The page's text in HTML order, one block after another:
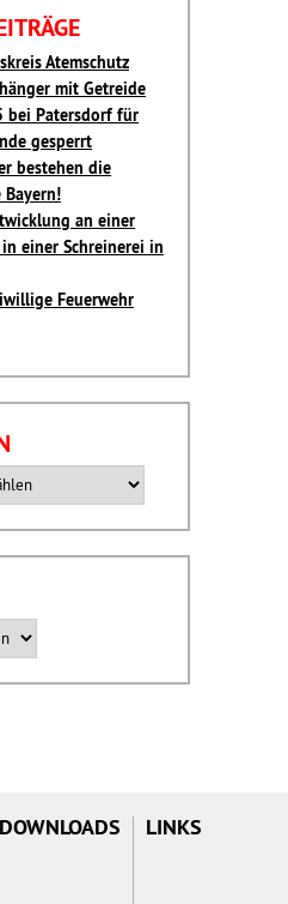
Atemschutz
mit Getreide
bei Patersdorf für
gesperrt
bestehen die
Bayern!
an einer
in einer Schreinerei in
Feuerwehr
DOWNLOADS LINKS